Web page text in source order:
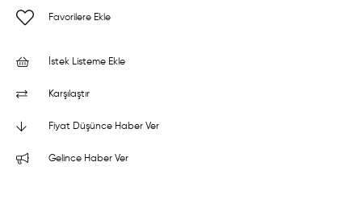
Favorilere Ekle
İstek Listeme Ekle
Karşılaştır
Fiyat Düşünce Haber Ver
Gelince Haber Ver